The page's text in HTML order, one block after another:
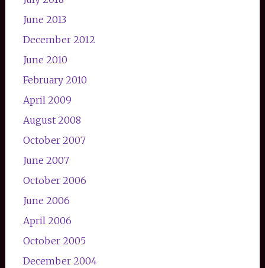
June 2013
December 2012
June 2010
February 2010
April 2009
August 2008
October 2007
June 2007
October 2006
June 2006
April 2006
October 2005
December 2004